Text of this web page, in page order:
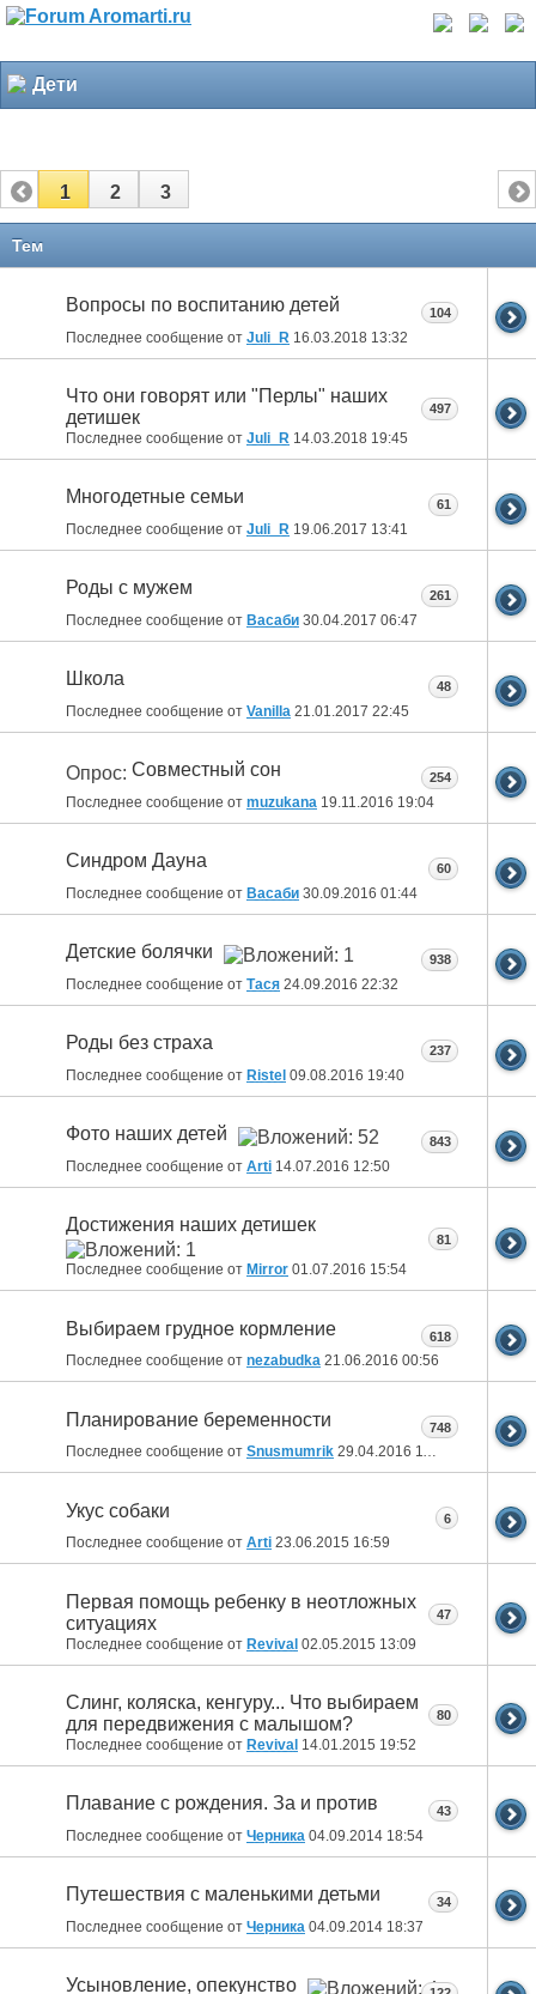
Дети
1 2 3
Тем
Вопросы по воспитанию детей
Последнее сообщение от Juli_R 16.03.2018 13:32
104
Что они говорят или "Перлы" наших
детишек
Последнее сообщение от Juli_R 14.03.2018 19:45
497
Многодетные семьи
Последнее сообщение от Juli_R 19.06.2017 13:41
61
Роды с мужем
Последнее сообщение от Васаби 30.04.2017 06:47
261
Школа
Последнее сообщение от Vanilla 21.01.2017 22:45
48
Опрос: Совместный сон
Последнее сообщение от muzukana 19.11.2016 19:04
254
Синдром Дауна
Последнее сообщение от Васаби 30.09.2016 01:44
60
Детские болячки
Последнее сообщение от Тася 24.09.2016 22:32
938
Роды без страха
Последнее сообщение от Ristel 09.08.2016 19:40
237
Фото наших детей
Последнее сообщение от Arti 14.07.2016 12:50
843
Достижения наших детишек
Последнее сообщение от Mirror 01.07.2016 15:54
81
Выбираем грудное кормление
Последнее сообщение от nezabudka 21.06.2016 00:56
618
Планирование беременности
Последнее сообщение от Snusmumrik 29.04.2016 11:48
748
Укус собаки
Последнее сообщение от Arti 23.06.2015 16:59
6
Первая помощь ребенку в неотложных
ситуациях
Последнее сообщение от Revival 02.05.2015 13:09
47
Слинг, коляска, кенгуру... Что выбираем
для передвижения с малышом?
Последнее сообщение от Revival 14.01.2015 19:52
80
Плавание с рождения. За и против
Последнее сообщение от Черника 04.09.2014 18:54
43
Путешествия с маленькими детьми
Последнее сообщение от Черника 04.09.2014 18:37
34
Усыновление, опекунство